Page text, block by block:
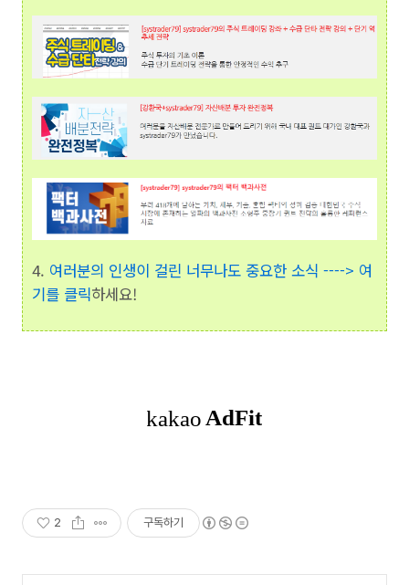
4. 여러분의 인생이 걸린 너무나도 중요한 소식 ----> 여
기를 클릭하세요!
2 구독하기